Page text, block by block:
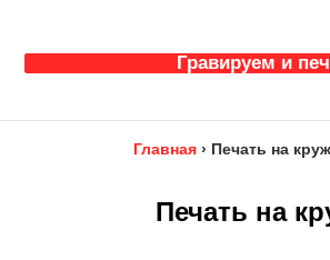
Гравируем и
Главная › Печать на
Печать на